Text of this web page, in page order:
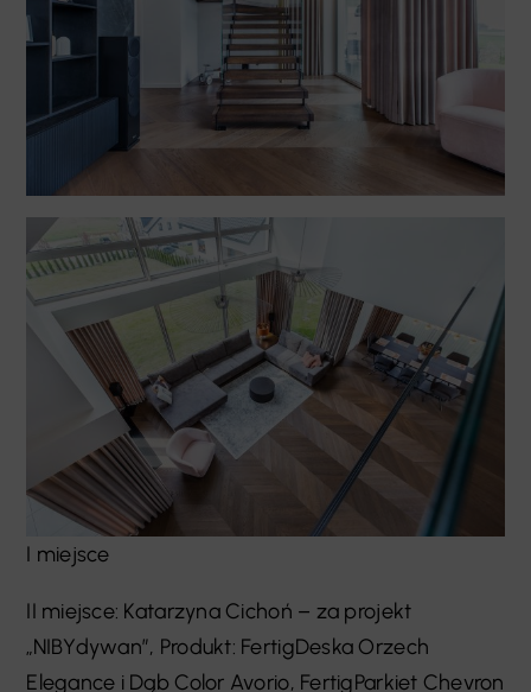
I miejsce
II miejsce: Katarzyna Cichoń – za projekt
„NIBYdywan”, Produkt: FertigDeska Orzech
Elegance i Dąb Color Avorio, FertigParkiet Chevron